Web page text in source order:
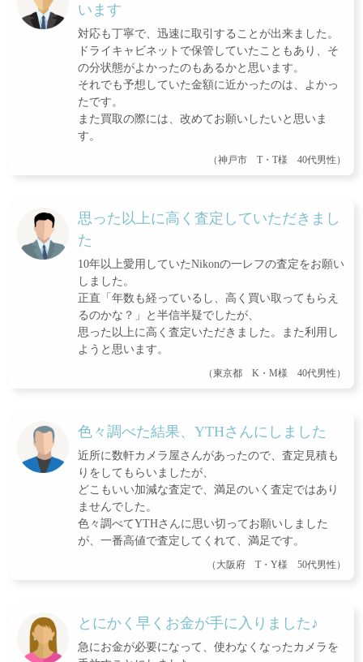
います
対応も丁寧で、迅速に取引することが出来ました。
ドライキャビネットで保管していたこともあり、そ
の分状態がよかったのもあるかと思います。
それでも予想していた金額に近かったのは、よかっ
たです。
また買取の際には、改めてお願いしたいと思いま
す。
（神戸市 T・T様 40代男性）
思った以上に高く査定していただきまし
た
10年以上愛用していたNikonの一レフの査定をお願い
しました。
正直「年数も経っているし、高く買い取ってもらえ
るのかな？」と半信半疑でしたが、
思った以上に高く査定いただきました。また利用し
ようと思います。
（東京都 K・M様 40代男性）
色々調べた結果、YTHさんにしました
近所に数軒カメラ屋さんがあったので、査定見積も
りをしてもらいましたが、
どこもいい加減な査定で、満足のいく査定ではあり
ませんでした。
色々調べてYTHさんに思い切ってお願いしました
が、一番高値で査定してくれて、満足です。
（大阪府 T・Y様 50代男性）
とにかく早くお金が手に入りました♪
急にお金が必要になって、使わなくなったカメラを